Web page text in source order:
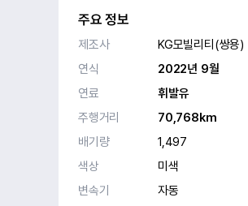
주요 정보
제조사
KG모빌리티(쌍용)
연식
2022년 9월
연료
휘발유
주행거리
70,768km
배기량
1,497
색상
미색
변속기
자동